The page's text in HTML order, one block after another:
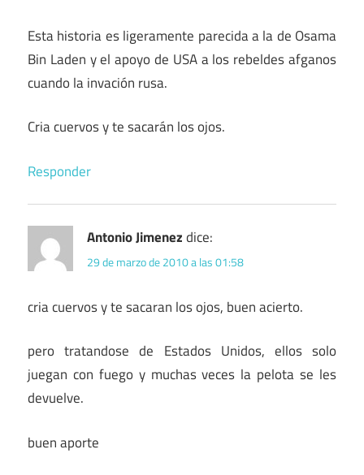
Esta historia es ligeramente parecida a la de Osama
Bin Laden y el apoyo de USA a los rebeldes afganos
cuando la invación rusa.
Cria cuervos y te sacarán los ojos.
Responder
Antonio Jimenezdice:
29 de marzo de 2010 a las 01:58
cria cuervos y te sacaran los ojos, buen acierto.
pero tratandose de Estados Unidos, ellos solo
juegan con fuego y muchas veces la pelota se les
devuelve.
buen aporte